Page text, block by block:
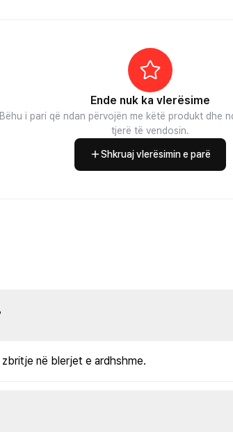
Ende nuk ka vlerësime
Bëhu i pari që ndan përvojën me këtë produkt dhe
tjerë të vendosin.
Shkruaj vlerësimin e parë
në blerjet e ardhshme.